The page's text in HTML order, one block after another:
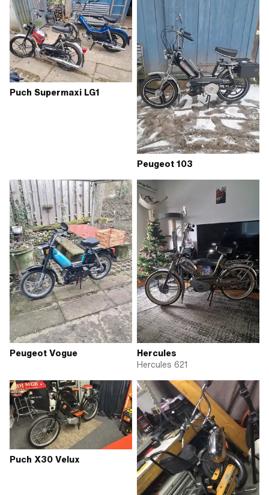
Puch Supermaxi LG1
Peugeot 103
Peugeot Vogue
Hercules
Hercules 621
Puch X30 Velux